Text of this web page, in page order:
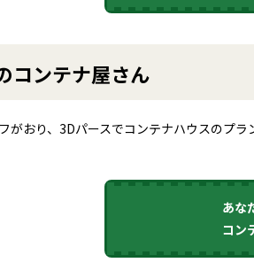
コンテナ屋さん
がおり、3Dパースでコンテナハウスのプ
あな
コン